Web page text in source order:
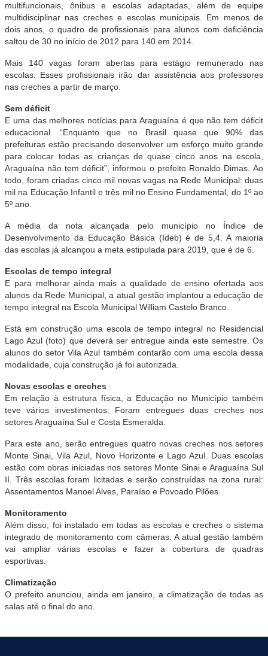
multifuncionais, ônibus e escolas adaptadas, além de equipe
multidisciplinar nas creches e escolas municipais. Em menos de
dois anos, o quadro de profissionais para alunos com deficiência
saltou de 30 no início de 2012 para 140 em 2014.
Mais 140 vagas foram abertas para estágio remunerado nas
escolas. Esses profissionais irão dar assistência aos professores
nas creches a partir de março.
Sem déficit
E uma das melhores notícias para Araguaína é que não tem déficit
educacional. “Enquanto que no Brasil quase que 90% das
prefeituras estão precisando desenvolver um esforço muito grande
para colocar todas as crianças de quase cinco anos na escola,
Araguaína não tem déficit”, informou o prefeito Ronaldo Dimas. Ao
todo, foram criadas cinco mil novas vagas na Rede Municipal: duas
mil na Educação Infantil e três mil no Ensino Fundamental, do 1º ao
5º ano.
A média da nota alcançada pelo município no Índice de
Desenvolvimento da Educação Básica (Ideb) é de 5,4. A maioria
das escolas já alcançou a meta estipulada para 2019, que é de 6.
Escolas de tempo integral
E para melhorar ainda mais a qualidade de ensino ofertada aos
alunos da Rede Municipal, a atual gestão implantou a educação de
tempo integral na Escola Municipal William Castelo Branco.
Está em construção uma escola de tempo integral no Residencial
Lago Azul (foto) que deverá ser entregue ainda este semestre. Os
alunos do setor Vila Azul também contarão com uma escola dessa
modalidade, cuja construção já foi autorizada.
Novas escolas e creches
Em relação à estrutura física, a Educação no Município também
teve vários investimentos. Foram entregues duas creches nos
setores Araguaína Sul e Costa Esmeralda.
Para este ano, serão entregues quatro novas creches nos setores
Monte Sinai, Vila Azul, Novo Horizonte e Lago Azul. Duas escolas
estão com obras iniciadas nos setores Monte Sinai e Araguaína Sul
II. Três escolas foram licitadas e serão construídas na zona rural:
Assentamentos Manoel Alves, Paraíso e Povoado Pilões.
Monitoramento
Além disso, foi instalado em todas as escolas e creches o sistema
integrado de monitoramento com câmeras. A atual gestão também
vai ampliar várias escolas e fazer a cobertura de quadras
esportivas.
Climatização
O prefeito anunciou, ainda em janeiro, a climatização de todas as
salas até o final do ano.